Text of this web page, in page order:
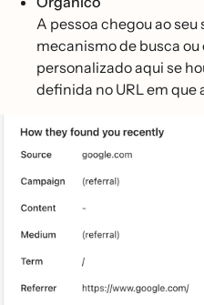
A pessoa chegou ao seu
mecanismo de busca ou
personalizado aqui se
definida no URL em que